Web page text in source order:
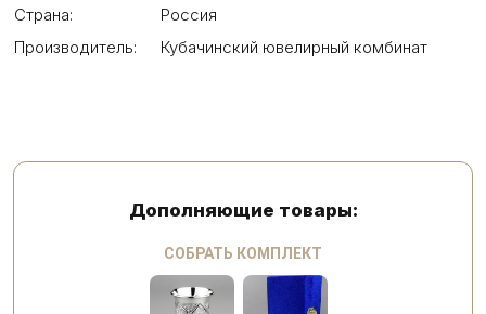
Страна:
Россия
Производитель:
Кубачинский ювелирный комбинат
Дополняющие товары:
СОБРАТЬ КОМПЛЕКТ